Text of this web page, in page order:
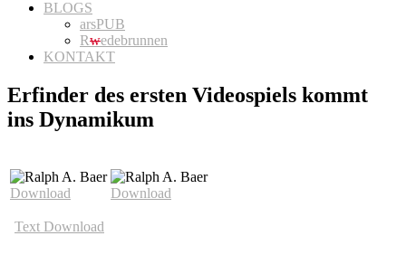
BLOGS
arsPUB
Rwedebrunnen
KONTAKT
Erfinder des ersten Videospiels kommt
ins Dynamikum
Download Download
Text Download